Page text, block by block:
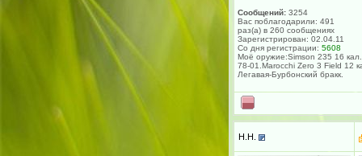
Сообщений: 3254
Вас поблагодарили: 491
раз(а) в 260 сообщениях
Зарегистрирован: 02.04.11
Со дня регистрации: 5608
Моё оружие:Simson 235 16
78-01.Marocchi Zero 3 Field 12
Легавая-Бурбонский бракк.
H.H.